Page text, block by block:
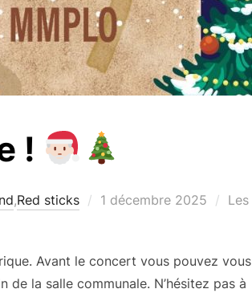
!
,Red sticks
Publié
1 décembre 2025
Les
Avant le concert vous pouvez vous
la salle communale. N’hésitez pas à